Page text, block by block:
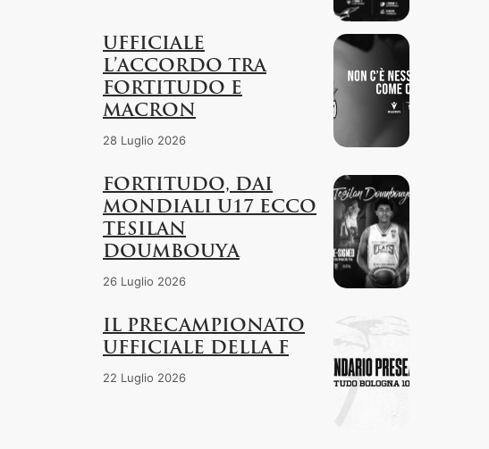
UFFICIALE
L’ACCORDO TRA
FORTITUDO E
MACRON
28 Luglio 2026
FORTITUDO, DAI
MONDIALI U17 ECCO
TESILAN
DOUMBOUYA
26 Luglio 2026
IL PRECAMPIONATO
UFFICIALE DELLA F
22 Luglio 2026